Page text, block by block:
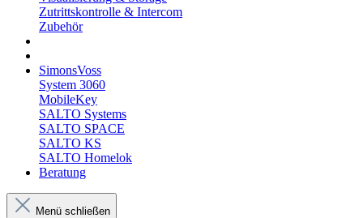
Zutrittskontrolle & Intercom
Zubehör
SimonsVoss
System 3060
MobileKey
SALTO Systems
SALTO SPACE
SALTO KS
SALTO Homelok
Beratung
Menü schließen